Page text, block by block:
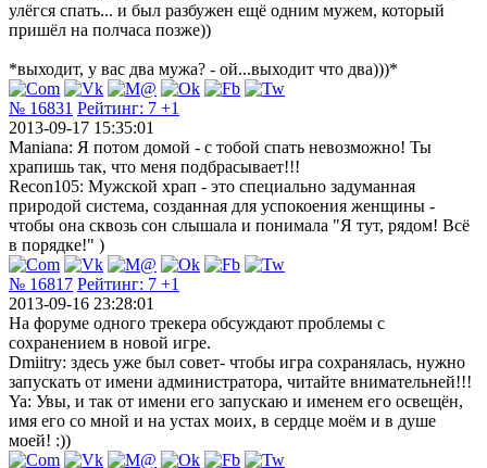
улёгся спать... и был разбужен ещё одним мужем, который
пришёл на полчаса позже))
*выходит, у вас два мужа? - ой...выходит что два)))*
№ 16831 Рейтинг: 7 +1
2013-09-17 15:35:01
Maniana: Я потом домой - с тобой спать невозможно! Ты
храпишь так, что меня подбрасывает!!!
Recon105: Мужской храп - это специально задуманная
природой система, созданная для успокоения женщины -
чтобы она сквозь сон слышала и понимала "Я тут, рядом! Всё
в порядке!" )
№ 16817 Рейтинг: 7 +1
2013-09-16 23:28:01
На форуме одного трекера обсуждают проблемы с
сохранением в новой игре.
Dmiitry: здесь уже был совет- чтобы игра сохранялась, нужно
запускать от имени администратора, читайте внимательней!!!
Ya: Увы, и так от имени его запускаю и именем его освещён,
имя его со мной и на устах моих, в сердце моём и в душе
моей! :))